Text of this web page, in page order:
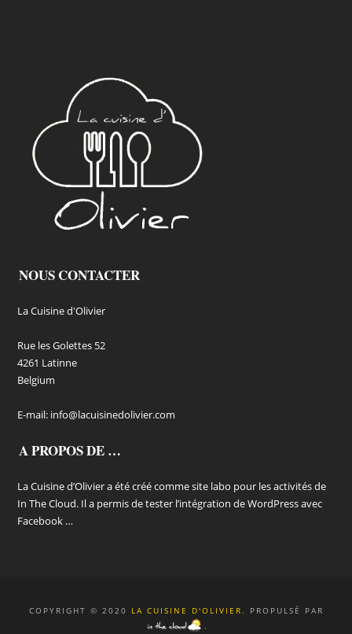
NOUS CONTACTER
La Cuisine d'Olivier
Rue les Golettes 52
4261 Latinne
Belgium
E-mail: info@lacuisinedolivier.com
A PROPOS DE …
La Cuisine d’Olivier a été créé comme site labo pour les activités de
In The Cloud. Il a permis de tester l’intégration de WordPress avec
Facebook …
COPYRIGHT © 2020 LA CUISINE D'OLIVIER . PROPULSÉ PAR
.